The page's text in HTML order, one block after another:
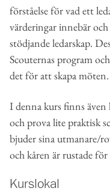
förståelse för vad ett
värderingar innebär
stödjande ledarskap.
Scouternas program
det för att skapa möten.
I denna kurs finns
och prova lite praktisk
bjuder sina utmanare/
och kåren är rustade
Kurslokal